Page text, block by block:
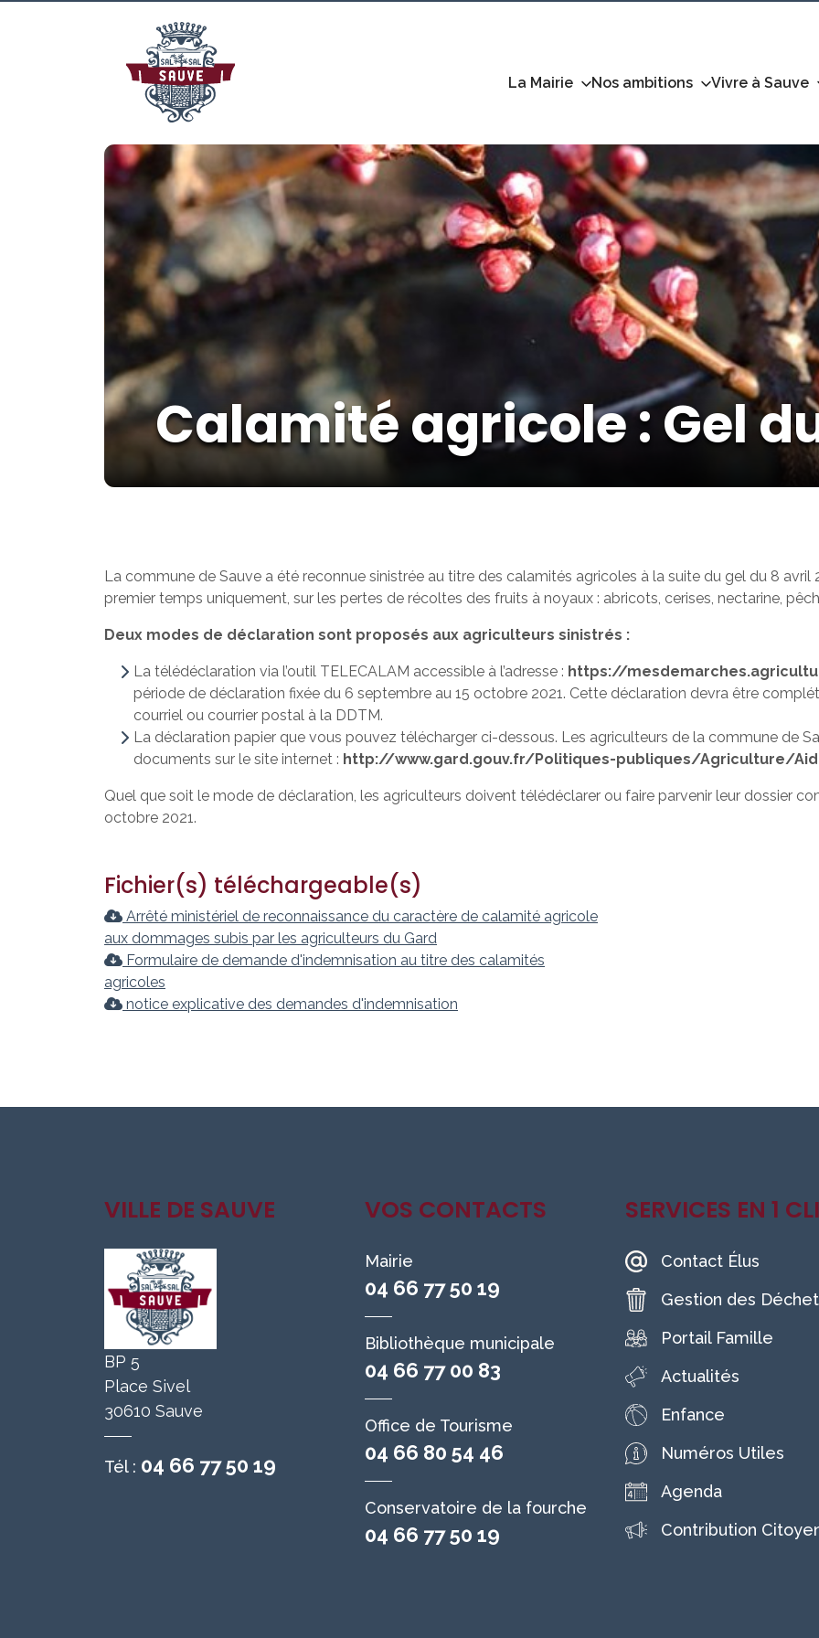
La Mairie Nos ambitions Vivre à Sauve
Calamité agricole : Gel
La commune de Sauve a été reconnue sinistrée au titre des calamités agricoles à la suite du gel du 8 avril
premier temps uniquement, sur les pertes de récoltes des fruits à noyaux : abricots, cerises, nectarine,
Deux modes de déclaration sont proposés aux agriculteurs sinistrés :
La télédéclaration via l’outil TELECALAM accessible à l’adresse : https://
période de déclaration fixée du 6 septembre au 15 octobre 2021. Cette déclaration devra être
courriel ou courrier postal à la DDTM.
La déclaration papier que vous pouvez télécharger ci-dessous. Les agriculteurs de la commune de
documents sur le site internet : http://www.gard.gouv.fr/Politiques-publiques/Agriculture/
Quel que soit le mode de déclaration, les agriculteurs doivent télédéclarer ou faire parvenir leur dossier
octobre 2021.
Fichier(s) téléchargeable(s)
Arrêté ministériel de reconnaissance du caractère de calamité agricole
aux dommages subis par les agriculteurs du Gard
Formulaire de demande d'indemnisation au titre des calamités
agricoles
notice explicative des demandes d'indemnisation
VILLE DE SAUVE
BP 5
Place Sivel
30610 Sauve
Tél : 04 66 77 50 19
VOS CONTACTS
Mairie
04 66 77 50 19
Bibliothèque municipale
04 66 77 00 83
Office de Tourisme
04 66 80 54 46
Conservatoire de la fourche
04 66 77 50 19
SERVICES EN 1
Contact Élus
Gestion des
Portail Famille
Actualités
Enfance
Numéros Utiles
Agenda
Contribution